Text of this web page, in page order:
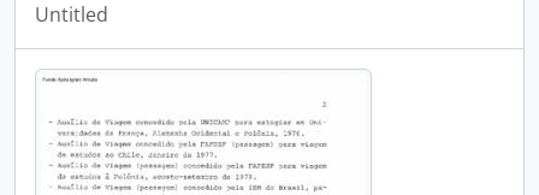
Untitled